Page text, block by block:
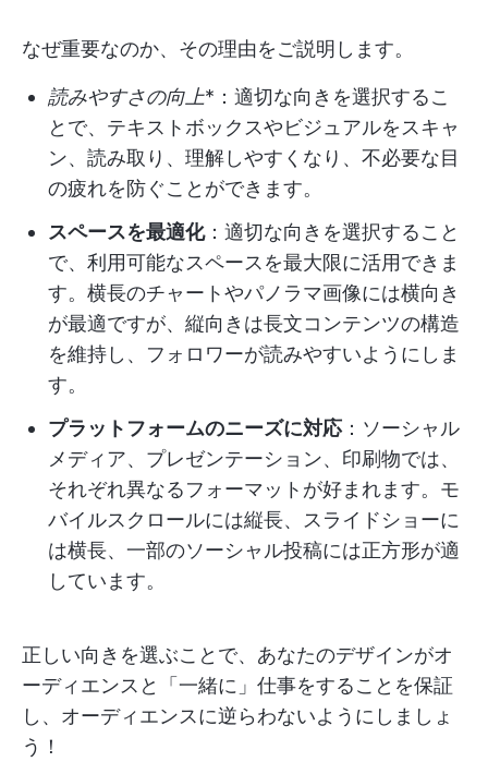
なぜ重要なのか、その理由をご説明します。
読みやすさの向上*：適切な向きを選択するこ
とで、テキストボックスやビジュアルをスキャ
ン、読み取り、理解しやすくなり、不必要な目
の疲れを防ぐことができます。
スペースを最適化：適切な向きを選択すること
で、利用可能なスペースを最大限に活用できま
す。横長のチャートやパノラマ画像には横向き
が最適ですが、縦向きは長文コンテンツの構造
を維持し、フォロワーが読みやすいようにしま
す。
プラットフォームのニーズに対応：ソーシャル
メディア、プレゼンテーション、印刷物では、
それぞれ異なるフォーマットが好まれます。モ
バイルスクロールには縦長、スライドショーに
は横長、一部のソーシャル投稿には正方形が適
しています。
正しい向きを選ぶことで、あなたのデザインがオ
ーディエンスと「一緒に」仕事をすることを保証
し、オーディエンスに逆らわないようにしましょ
う！